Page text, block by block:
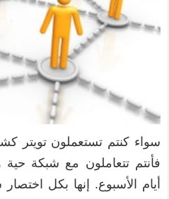
أيام الأسبوع. إنها بكل